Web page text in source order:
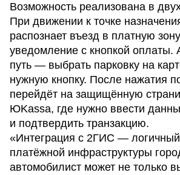
Возможность реализована в
При движении к точке
распознает въезд в платную
уведомление с кнопкой оплаты.
путь — выбрать парковку на
нужную кнопку. После нажатия
перейдёт на защищённую
ЮKassa, где нужно ввести
и подтвердить транзакцию.
«Интеграция с 2ГИС —
платёжной инфраструктуры
автомобилист может не только